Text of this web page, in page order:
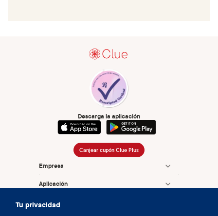
Tu privacidad
Descarga la aplicación
Canjear cupón Clue Plus
Empresa
Aplicación
Enciclopedia